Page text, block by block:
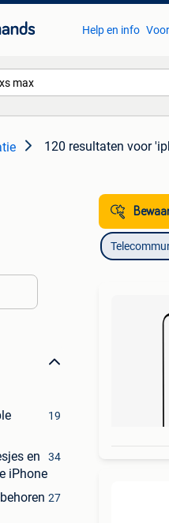
Help en info
120 resultaten voor
19
en
iPhone
34
27